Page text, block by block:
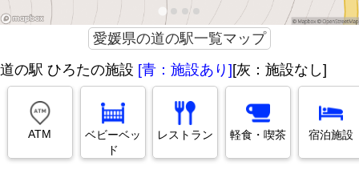
愛媛県の道の駅一覧マップ
道の駅 ひろたの施設 [青：施設あり][灰：施設なし]
ATM
ベビーベッ
ド
レストラン 軽食・喫茶 宿泊施設